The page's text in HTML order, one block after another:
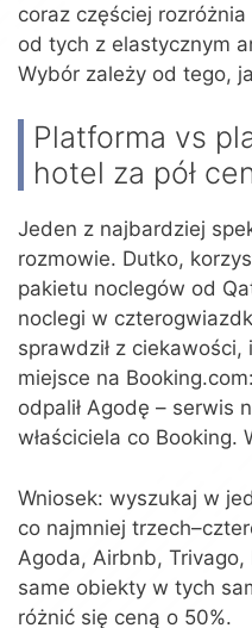
coraz częściej
od tych z elastycznym
Wybór zależy od tego,
Platforma vs
hotel za pół
Jeden z najbardziej
rozmowie. Dutko,
pakietu noclegów od
noclegi w
sprawdził z
miejsce na
odpalił Agodę – serwis
właściciela co Booking.
Wniosek: wyszukaj w
co najmniej
Agoda, Airbnb,
same obiekty w tych
różnić się ceną o 50%.